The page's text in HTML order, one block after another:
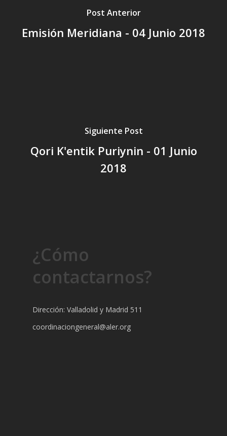
Post Anterior
Emisión Meridiana - 04 Junio 2018
Siguiente Post
Qori K'entik Puriynin - 01 Junio
2018
¿Cómo
contactarnos?
Dirección: Valladolid y Madrid 511
coordinaciongeneral@aler.org